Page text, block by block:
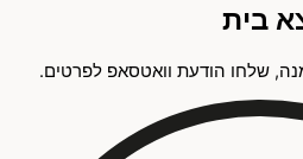
בית
שלחו הודעת וואטסאפ לפרטים.